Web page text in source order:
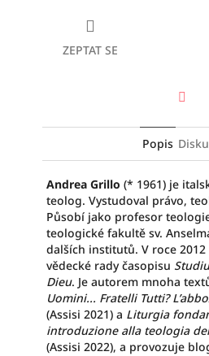
ZEPTAT SE
Popis
Andrea Grillo (* 1961) je
teolog. Vystudoval právo,
Působí jako profesor
teologické fakultě sv.
dalších institutů. V roce 2012
vědecké rady časopisu
Dieu. Je autorem mnoha
Uomini... Fratelli Tutti?
(Assisi 2021) a Liturgia
introduzione alla teologia
(Assisi 2022), a provozuje